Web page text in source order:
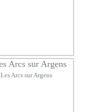
Les Arcs sur Argens